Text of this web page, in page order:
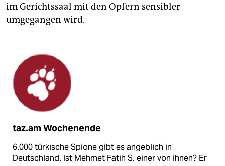
im Gerichtssaal mit den Opfern sensibler
umgegangen wird.
taz.am Wochenende
6.000 türkische Spione gibt es angeblich in
Deutschland. Ist Mehmet Fatih S. einer von ihnen? Er